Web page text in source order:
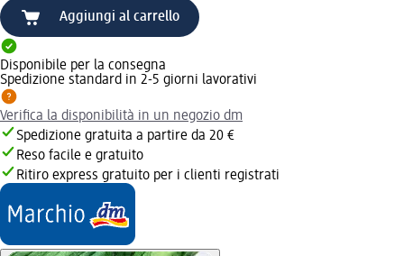
Aggiungi al carrello
Disponibile per la consegna
Spedizione standard in 2-5 giorni lavorativi
Verifica la disponibilità in un negozio dm
Spedizione gratuita a partire da 20 €
Reso facile e gratuito
Ritiro express gratuito per i clienti registrati